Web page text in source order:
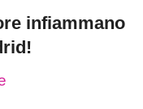
infiammano